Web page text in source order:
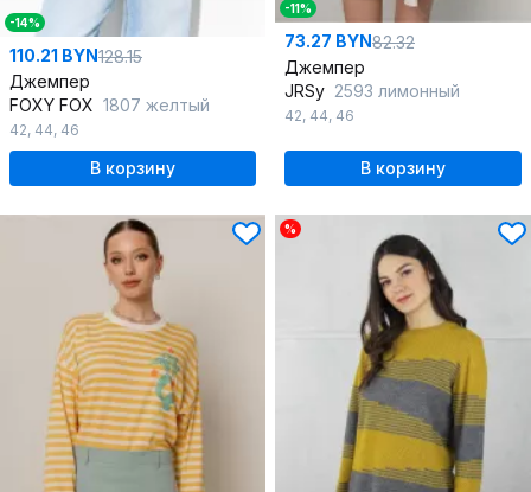
-14%
110.21 BYN128.15
Джемпер
FOXY FOX 1807 желтый
42, 44, 46
В корзину
-11%
73.27 BYN82.32
Джемпер
JRSy 2593 лимонный
42, 44, 46
В корзину
%